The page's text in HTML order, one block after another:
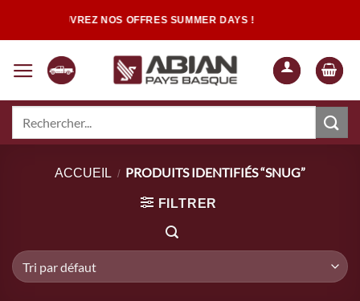
DÉCOUVREZ NOS OFFRES SUMMER DAYS !
Quand les résultats de l'auto-complétion sont disponibles, utilisez les
ACCUEIL / PRODUITS IDENTIFIÉS “SNUG”
FILTRER